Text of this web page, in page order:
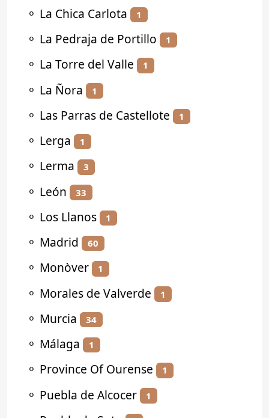
⚬ La Chica Carlota 1
⚬ La Pedraja de Portillo 1
⚬ La Torre del Valle 1
⚬ La Ñora 1
⚬ Las Parras de Castellote 1
⚬ Lerga 1
⚬ Lerma 3
⚬ León 33
⚬ Los Llanos 1
⚬ Madrid 60
⚬ Monòver 1
⚬ Morales de Valverde 1
⚬ Murcia 34
⚬ Málaga 1
⚬ Province Of Ourense 1
⚬ Puebla de Alcocer 1